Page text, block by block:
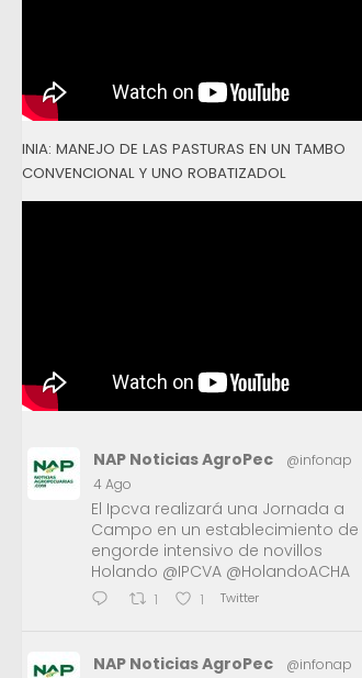
INIA: MANEJO DE LAS PASTURAS EN UN TAMBO
CONVENCIONAL Y UNO ROBATIZADOL
NAP Noticias AgroPec @infonap
4 Ago
El Ipcva realizará una Jornada a
Campo en un establecimiento de
engorde intensivo de novillos
Holando @IPCVA @HolandoACHA
1 1 Twitter
NAP Noticias AgroPec @infonap